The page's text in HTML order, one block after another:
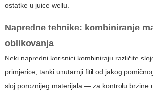
ostatke u juice wellu.
Napredne tehnike: kombiniranje
oblikovanja
Neki napredni korisnici kombiniraju različite
primjerice, tanki unutarnji fitil od jakog
sloj poroznijeg materijala — za kontrolu brzine